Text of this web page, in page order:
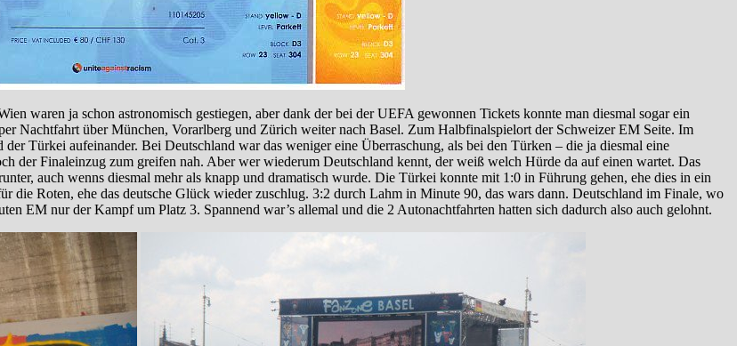
waren ja schon astronomisch gestiegen, aber dank der bei der UEFA gewonnen Tickets konnte man diesmal sogar ein
Nachtfahrt über München, Vorarlberg und Zürich weiter nach Basel. Zum Halbfinalspielort der Schweizer EM Seite. Im
Türkei aufeinander. Bei Deutschland war das weniger eine Überraschung, als bei den Türken – die ja diesmal eine
der Finaleinzug zum greifen nah. Aber wer wiederum Deutschland kennt, der weiß welch Hürde da auf einen wartet. Das
auch wenns diesmal mehr als knapp und dramatisch wurde. Die Türkei konnte mit 1:0 in Führung gehen, ehe dies in ein
die Roten, ehe das deutsche Glück wieder zuschlug. 3:2 durch Lahm in Minute 90, das wars dann. Deutschland im Finale, wo
EM nur der Kampf um Platz 3. Spannend war’s allemal und die 2 Autonachtfahrten hatten sich dadurch also auch gelohnt.